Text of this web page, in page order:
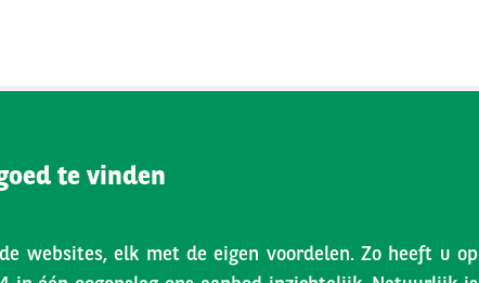
te vinden
websites, elk met de eigen voordelen. Zo heeft u op